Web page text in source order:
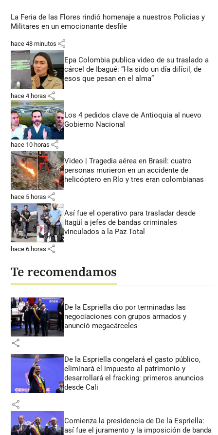
La Feria de las Flores rindió homenaje a nuestros Policias y
Militares en un emocionante desfile
hace 48 minutos share
Epa Colombia publica video de su traslado a
cárcel de Ibagué: “Ha sido un día difícil, de
esos que pesan en el alma”
hace 4 horas share
Los 4 pedidos clave de Antioquia al nuevo
Gobierno Nacional
hace 10 horas share
Video | Tragedia aérea en Brasil: cuatro
personas murieron en un accidente de
helicóptero en Río y tres eran colombianas
hace 5 horas share
Así fue el operativo para trasladar desde
Itagüí a jefes de bandas criminales
vinculados a la Paz Total
hace 6 horas share
Te recomendamos
De la Espriella dio por terminadas las
negociaciones con grupos armados y
anunció megacárceles
share
De la Espriella congelará el gasto público,
eliminará el impuesto al patrimonio y
desarrollará el fracking: primeros anuncios
desde Cali
share
Comienza la presidencia de De la Espriella:
así fue el juramento y la imposición de banda